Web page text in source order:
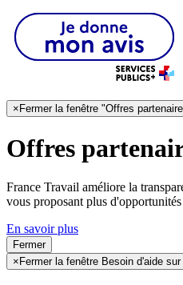
×Fermer la fenêtre "Offres
Offres
France Travail améliore la
vous proposant plus
En savoir plus
Fermer
× Fermer la fenêtre Besoin d'aide